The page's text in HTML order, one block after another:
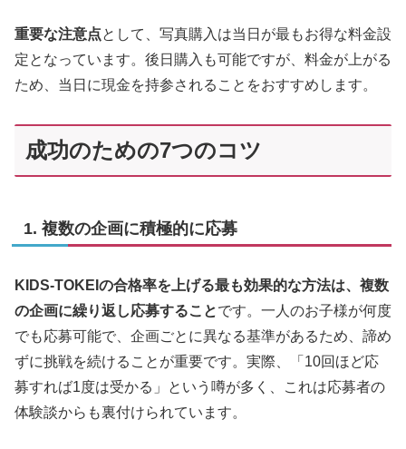
重要な注意点として、写真購入は当日が最もお得な料金設
定となっています。後日購入も可能ですが、料金が上がる
ため、当日に現金を持参されることをおすすめします。
成功のための7つのコツ
1. 複数の企画に積極的に応募
KIDS-TOKEIの合格率を上げる最も効果的な方法は、複数
の企画に繰り返し応募することです。一人のお子様が何度
でも応募可能で、企画ごとに異なる基準があるため、諦め
ずに挑戦を続けることが重要です。実際、「10回ほど応
募すれば1度は受かる」という噂が多く、これは応募者の
体験談からも裏付けられています。